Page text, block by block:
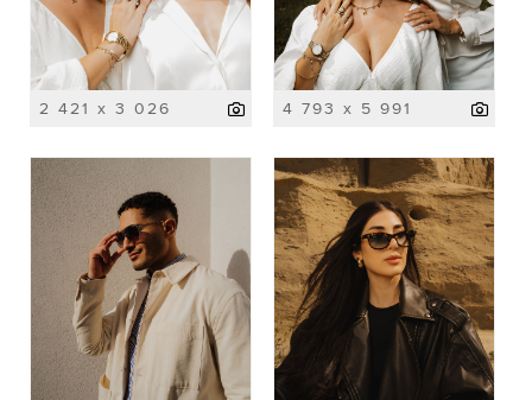
2 421 x 3 026 4 793 x 5 991